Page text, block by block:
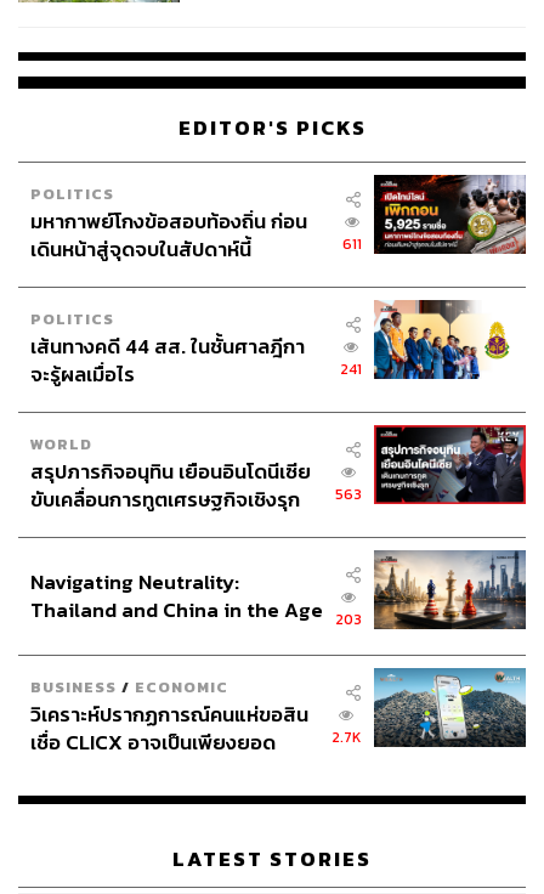
EDITOR'S PICKS
POLITICS
มหากาพย์โกงข้อสอบท้องถิ่น ก่อน
เดินหน้าสู่จุดจบในสัปดาห์นี้
611
POLITICS
เส้นทางคดี 44 สส. ในชั้นศาลฎีกา
จะรู้ผลเมื่อไร
241
WORLD
สรุปภารกิจอนุทิน เยือนอินโดนีเซีย
ขับเคลื่อนการทูตเศรษฐกิจเชิงรุก
563
Navigating Neutrality:
Thailand and China in the Age
203
BUSINESS / ECONOMIC
วิเคราะห์ปรากฏการณ์คนแห่ขอสิน
เชื่อ CLICX อาจเป็นเพียงยอด
เรือนไทยที่ถูกซุกไว้
2.7K
LATEST STORIES